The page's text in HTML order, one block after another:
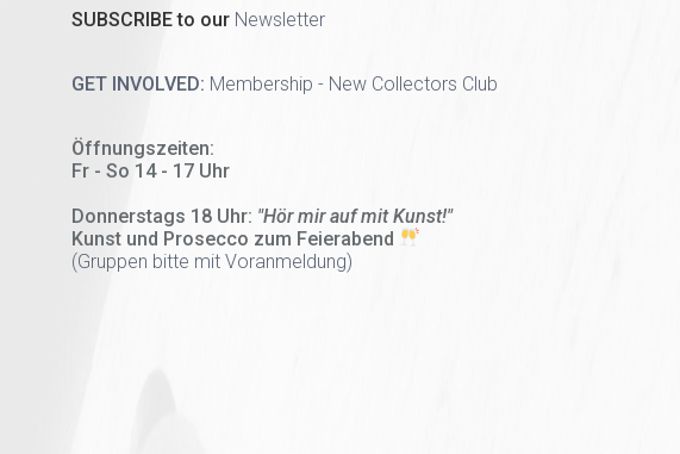
SUBSCRIBE to our Newsletter
GET INVOLVED: Membership - New Collectors Club
Öffnungszeiten:
Fr - So 14 - 17 Uhr
Donnerstags 18 Uhr: "Hör mir auf mit Kunst!"
Kunst und Prosecco zum Feierabend
(Gruppen bitte mit Voranmeldung)